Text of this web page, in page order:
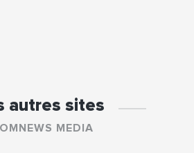
autres sites
MEDIA